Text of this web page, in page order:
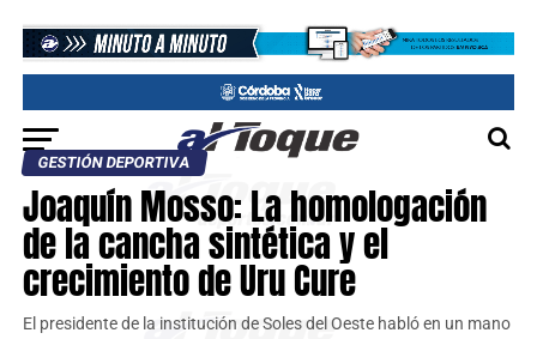
GESTIÓN DEPORTIVA
Joaquín Mosso: La homologación
de la cancha sintética y el
crecimiento de Uru Cure
El presidente de la institución de Soles del Oeste habló en un mano